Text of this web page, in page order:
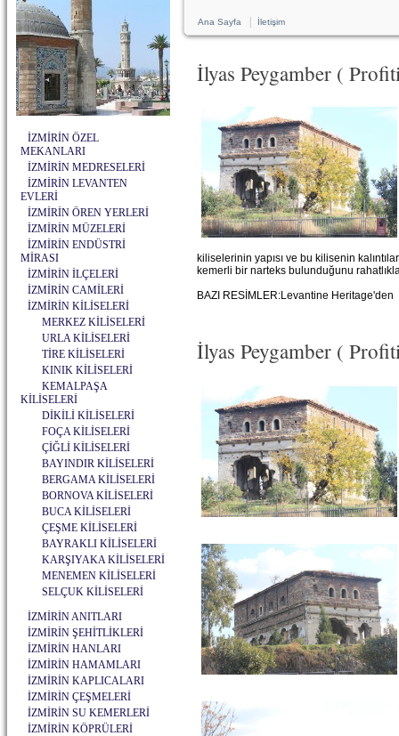
İZMİRİN ÖZEL
MEKANLARI
İZMİRİN MEDRESELERİ
İZMİRİN LEVANTEN
EVLERİ
İZMİRİN ÖREN YERLERİ
İZMİRİN MÜZELERİ
İZMİRİN ENDÜSTRİ
MİRASI
İZMİRİN İLÇELERİ
İZMİRİN CAMİLERİ
İZMİRİN KİLİSELERİ
MERKEZ KİLİSELERİ
URLA KİLİSELERİ
TİRE KİLİSELERİ
KINIK KİLİSELERİ
KEMALPAŞA
KİLİSELERİ
DİKİLİ KİLİSELERİ
FOÇA KİLİSELERİ
ÇİĞLİ KİLİSELERİ
BAYINDIR KİLİSELERİ
BERGAMA KİLİSELERİ
BORNOVA KİLİSELERİ
BUCA KİLİSELERİ
ÇEŞME KİLİSELERİ
BAYRAKLI KİLİSELERİ
KARŞIYAKA KİLİSELERİ
MENEMEN KİLİSELERİ
SELÇUK KİLİSELERİ
İZMİRİN ANITLARI
İZMİRİN ŞEHİTLİKLERİ
İZMİRİN HANLARI
İZMİRİN HAMAMLARI
İZMİRİN KAPLICALARI
İZMİRİN ÇEŞMELERİ
İZMİRİN SU KEMERLERİ
İZMİRİN KÖPRÜLERİ
Ana Sayfa İletişim
İlyas Peygamber (
kiliselerinin yapısı ve bu kilisenin
kemerli bir narteks bulunduğunu
BAZI RESİMLER:Levantine Heritage'den
İlyas Peygamber (